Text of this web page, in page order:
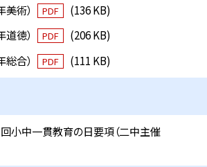
術）
PDF
(136 KB)
徳）
PDF
(206 KB)
合）
PDF (111 KB)
小中一貫教育の日要項（二中主催